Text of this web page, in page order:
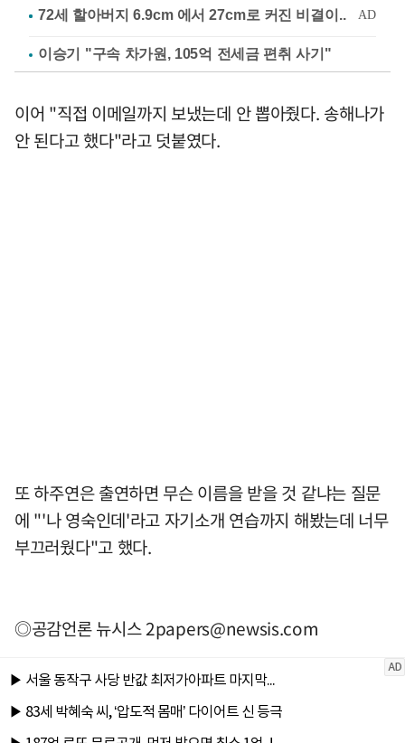
이승기 "구속 차가원, 105억 전세금 편취 사기"
이어 "직접 이메일까지 보냈는데 안 뽑아줬다. 송해나가
안 된다고 했다"라고 덧붙였다.
또 하주연은 출연하면 무슨 이름을 받을 것 같냐는 질문
에 "'나 영숙인데'라고 자기소개 연습까지 해봤는데 너무
부끄러웠다"고 했다.
◎공감언론 뉴시스2papers@newsis.com